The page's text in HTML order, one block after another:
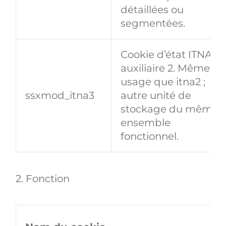
détaillées ou
segmentées.
ssxmod_itna3
Cookie d’état ITNA —
auxiliaire 2. Même
usage que itna2 ;
autre unité de
stockage du même
ensemble
fonctionnel.
2. Fonction